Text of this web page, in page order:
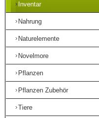
Inventar
Nahrung
Naturelemente
Novelmore
Pflanzen
Pflanzen Zubehör
Tiere